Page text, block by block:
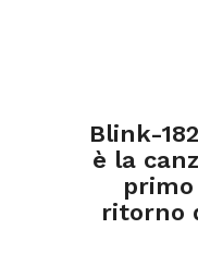
Blink-
è la
ritorno